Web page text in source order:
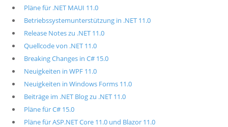
Pläne für .NET MAUI 11.0
Betriebssystemunterstützung in .NET 11.0
Release Notes zu .NET 11.0
Quellcode von .NET 11.0
Breaking Changes in C# 15.0
Neuigkeiten in WPF 11.0
Neuigkeiten in Windows Forms 11.0
Beiträge im .NET Blog zu .NET 11.0
Pläne für C# 15.0
Pläne für ASP.NET Core 11.0 und Blazor 11.0